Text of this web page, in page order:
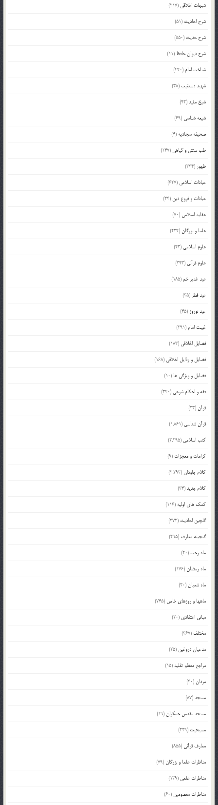
شبهات اخلاقی (217)
شرح احادیث (51)
شرح حدیث (550)
شرح دیوان حافظ (11)
شناخت امام (440)
شهید دستغیب(38)
شیخ مفید(42)
شیعه شناسی (69)
صحیفه سجادیه (4)
طب سنتی و گیاهی (147)
ظهور (334)
عبادات اسلامی (627)
عبادات و فروع دین (34)
عقاید اسلامی (70)
علما و بزرگان(224)
علوم اسلامی (43)
علوم قرآنی (343)
عید غدیر خم(185)
عید فطر (35)
عید نوروز (45)
غیبت امام (291)
فضایل اخلاقی (183)
فضایل و رذایل اخلاقی (168)
فضایل و ویژگی ها (10)
فقه و احکام شرعی (340)
قرآن(23)
قرآن شناسی (1,861)
کتب اسلامی (2,295)
کرامات و معجزات (9)
کلام جاودان(2,293)
کلام جدید(34)
کمک های اولیه (116)
گلچین احادیث (372)
گنجینه معارف (495)
ماه رجب(20)
ماه رمضان(176)
ماه شعبان(20)
ماهها و روزهای خاص (745)
مبانی اعتقادی (20)
مختلف (367)
مدعیان دروغین (25)
مراجع معظم تقلید(15)
مردان(40)
مسجد(87)
مسجد مقدس جمکران(19)
مسیحیت (229)
معارف قرآنی (855)
مناظرات علما و بزرگان(79)
مناظرات علمی (139)
مناظرات معصومین (60)